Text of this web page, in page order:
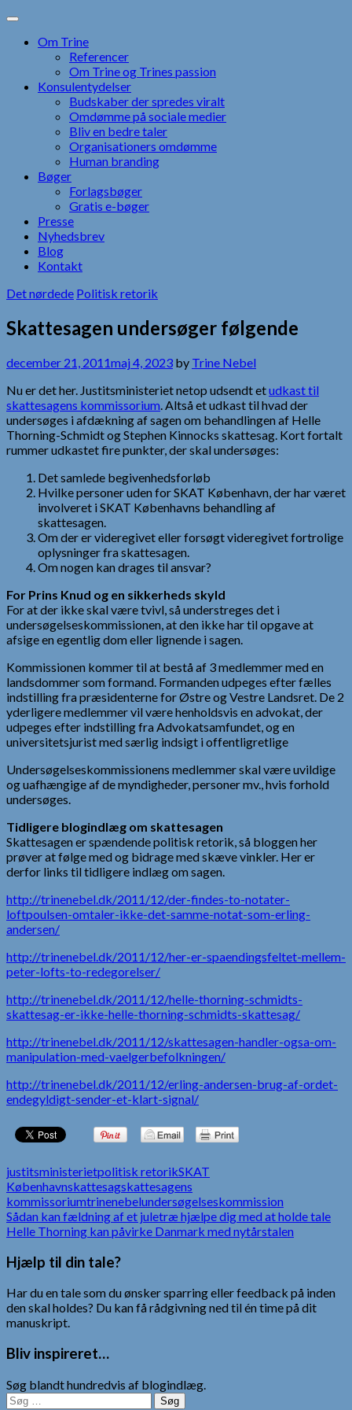
Skip
contentOm Trine
Referencer
Om Trine og Trines passion
Konsulentydelser
Budskaber der spredes viralt
Omdømme på sociale medier
Bliv en bedre taler
Organisationers omdømme
Human branding
Bøger
Forlagsbøger
Gratis e-bøger
Presse
Nyhedsbrev
Blog
Kontakt
Det nørdede Politisk retorik
Skattesagen undersøger følgende
december 21, 2011maj 4, 2023 by Trine Nebel
Nu er det her. Justitsministeriet netop udsendt etudkast til
skattesagens kommissorium. Altså et udkast til hvad der
undersøges i afdækning af sagen om behandlingen af Helle
Thorning-Schmidt og Stephen Kinnocks skattesag. Kort fortalt
rummer udkastet fire punkter, der skal undersøges:
Det samlede begivenhedsforløb
Hvilke personer uden for SKAT København, der har været
involveret i SKAT Københavns behandling af
skattesagen.
Om der er videregivet eller forsøgt videregivet fortrolige
oplysninger fra skattesagen.
Om nogen kan drages til ansvar?
For Prins Knud og en sikkerheds skyld
For at der ikke skal være tvivl, så understreges det i
undersøgelseskommissionen, at den ikke har til opgave at
afsige en egentlig dom eller lignende i sagen.
Kommissionen kommer til at bestå af 3 medlemmer med en
landsdommer som formand. Formanden udpeges efter fælles
indstilling fra præsidenterne for Østre og Vestre Landsret. De 2
yderligere medlemmer vil være henholdsvis en advokat, der
udpeges efter indstilling fra Advokatsamfundet, og en
universitetsjurist med særlig indsigt i offentligretlige
Undersøgelseskommissionens medlemmer skal være uvildige
og uafhængige af de myndigheder, personer mv., hvis forhold
undersøges.
Tidligere blogindlæg om skattesagen
Skattesagen er spændende politisk retorik, så bloggen her
prøver at følge med og bidrage med skæve vinkler. Her er
derfor links til tidligere indlæg om sagen.
http://trinenebel.dk/2011/12/der-findes-to-notater-
loftpoulsen-omtaler-ikke-det-samme-notat-som-erling-
andersen/
http://trinenebel.dk/2011/12/her-er-spaendingsfeltet-mellem-
peter-lofts-to-redegorelser/
http://trinenebel.dk/2011/12/helle-thorning-schmidts-
skattesag-er-ikke-helle-thorning-schmidts-skattesag/
http://trinenebel.dk/2011/12/skattesagen-handler-ogsa-om-
manipulation-med-vaelgerbefolkningen/
http://trinenebel.dk/2011/12/erling-andersen-brug-af-ordet-
endegyldigt-sender-et-klart-signal/
justitsministerietpolitisk retorikSKAT
Københavnskattesagskattesagens
kommissoriumtrinenebelundersøgelseskommission
Indlægsnavigation
Sådan kan fældning af et juletræ hjælpe dig med at holde tale
Helle Thorning kan påvirke Danmark med nytårstalen
Hjælp til din tale?
Har du en tale som du ønsker sparring eller feedback på inden
den skal holdes? Du kan få rådgivning ned til én time på dit
manuskript.
Bliv inspireret…
Søg blandt hundredvis af blogindlæg.
Søg